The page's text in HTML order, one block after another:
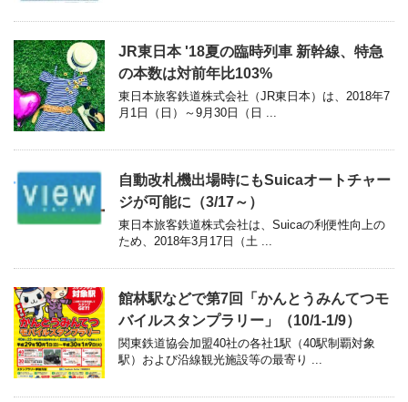
JR東日本 '18夏の臨時列車 新幹線、特急
の本数は対前年比103%
東日本旅客鉄道株式会社（JR東日本）は、2018年7
月1日（日）～9月30日（日 ...
自動改札機出場時にもSuicaオートチャー
ジが可能に（3/17～）
東日本旅客鉄道株式会社は、Suicaの利便性向上の
ため、2018年3月17日（土 ...
館林駅などで第7回「かんとうみんてつモ
バイルスタンプラリー」（10/1-1/9）
関東鉄道協会加盟40社の各社1駅（40駅制覇対象
駅）および沿線観光施設等の最寄り ...